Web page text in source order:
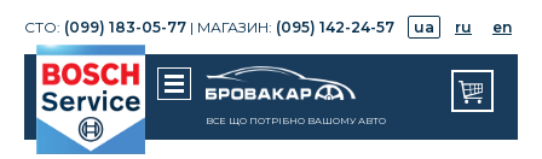
СТО: (099) 183-05-77 | МАГАЗИН: (095) 142-24-57 ua ru en
ВСЕ ЩО ПОТРІБНО ВАШОМУ АВТО